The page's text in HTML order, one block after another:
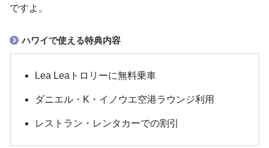
ですよ。
ハワイで使える特典内容
Lea Leaトロリーに無料乗車
ダニエル・K・イノウエ空港ラウンジ利用
レストラン・レンタカーでの割引